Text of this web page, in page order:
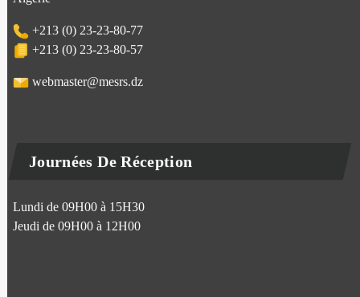
+213 (0) 23-23-80-77
+213 (0) 23-23-80-57
webmaster@mesrs.dz
Journées De Réception
Lundi de 09H00 à 15H30
Jeudi de 09H00 à 12H00